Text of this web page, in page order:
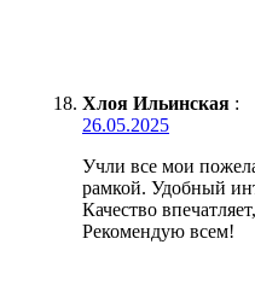
Хлоя Ильинская :
26.05.2025
Учли все мои
рамкой. Удобный
Качество
Рекомендую всем!